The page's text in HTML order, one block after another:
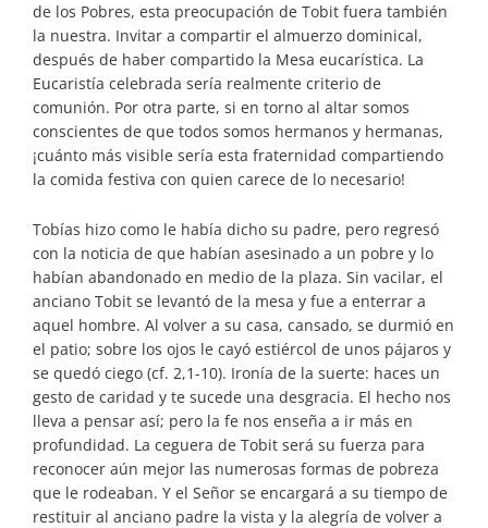
de los Pobres, esta preocupación de Tobit fuera también
la nuestra. Invitar a compartir el almuerzo dominical,
después de haber compartido la Mesa eucarística. La
Eucaristía celebrada sería realmente criterio de
comunión. Por otra parte, si en torno al altar somos
conscientes de que todos somos hermanos y hermanas,
¡cuánto más visible sería esta fraternidad compartiendo
la comida festiva con quien carece de lo necesario!
Tobías hizo como le había dicho su padre, pero regresó
con la noticia de que habían asesinado a un pobre y lo
habían abandonado en medio de la plaza. Sin vacilar, el
anciano Tobit se levantó de la mesa y fue a enterrar a
aquel hombre. Al volver a su casa, cansado, se durmió en
el patio; sobre los ojos le cayó estiércol de unos pájaros y
se quedó ciego (cf. 2,1-10). Ironía de la suerte: haces un
gesto de caridad y te sucede una desgracia. El hecho nos
lleva a pensar así; pero la fe nos enseña a ir más en
profundidad. La ceguera de Tobit será su fuerza para
reconocer aún mejor las numerosas formas de pobreza
que le rodeaban. Y el Señor se encargará a su tiempo de
restituir al anciano padre la vista y la alegría de volver a